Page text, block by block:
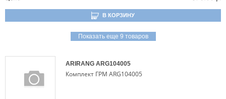
В КОРЗИНУ
Показать еще 9 товаров
ARIRANG ARG104005
Комплект ГРМ ARG104005